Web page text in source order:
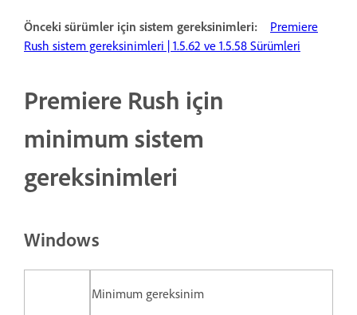
Önceki sürümler için sistem gereksinimleri:
Premiere
Rush sistem gereksinimleri | 1.5.62 ve 1.5.58 Sürümleri
Premiere Rush için
minimum sistem
gereksinimleri
Windows
Minimum gereksinim